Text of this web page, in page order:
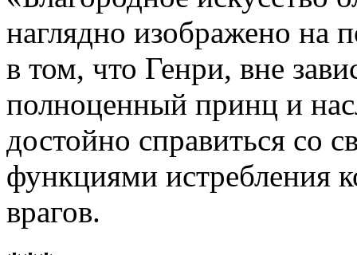
наглядно изображено на
в том, что Генри, вне
полноценный принц и
достойно справиться
функциями истребления
врагов.